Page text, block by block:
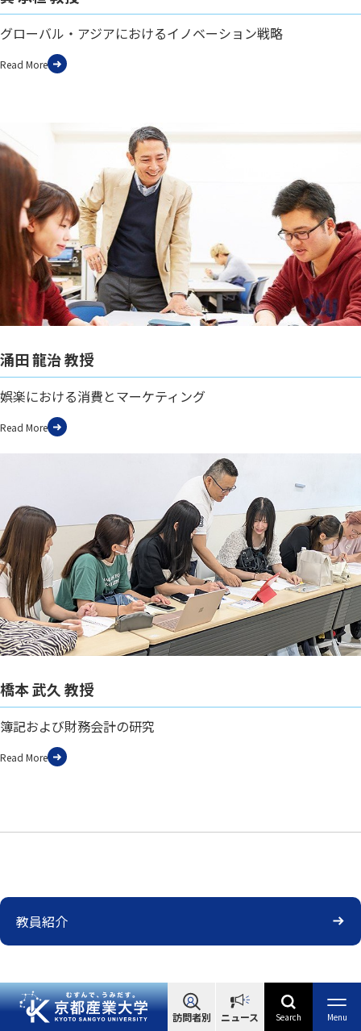
Menu
訪問者別 ニュース Search
グローバル・アジアにおけるイノベーション戦略
Read More
涌田 龍治 教授
娯楽における消費とマーケティング
Read More
橋本 武久 教授
簿記および財務会計の研究
Read More
教員紹介